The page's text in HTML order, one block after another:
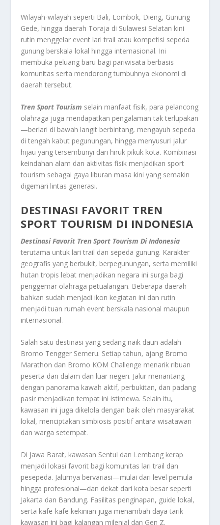
Wilayah-wilayah seperti Bali, Lombok, Dieng, Gunung
Gede, hingga daerah Toraja di Sulawesi Selatan kini
rutin menggelar event lari trail atau kompetisi sepeda
gunung berskala lokal hingga internasional. Ini
membuka peluang baru bagi pariwisata berbasis
komunitas serta mendorong tumbuhnya ekonomi di
daerah tersebut.
Tren Sport Tourism selain manfaat fisik, para pelancong
olahraga juga mendapatkan pengalaman tak terlupakan
—berlari di bawah langit berbintang, mengayuh sepeda
di tengah kabut pegunungan, hingga menyusuri jalur
hijau yang tersembunyi dari hiruk pikuk kota. Kombinasi
keindahan alam dan aktivitas fisik menjadikan sport
tourism sebagai gaya liburan masa kini yang semakin
digemari lintas generasi.
DESTINASI FAVORIT TREN
SPORT TOURISM DI INDONESIA
Destinasi Favorit Tren Sport Tourism Di Indonesia
terutama untuk lari trail dan sepeda gunung. Karakter
geografis yang berbukit, berpegunungan, serta memiliki
hutan tropis lebat menjadikan negara ini surga bagi
penggemar olahraga petualangan. Beberapa daerah
bahkan sudah menjadi ikon kegiatan ini dan rutin
menjadi tuan rumah event berskala nasional maupun
internasional.
Salah satu destinasi yang sedang naik daun adalah
Bromo Tengger Semeru. Setiap tahun, ajang Bromo
Marathon dan Bromo KOM Challenge menarik ribuan
peserta dari dalam dan luar negeri. Jalur menantang
dengan panorama kawah aktif, perbukitan, dan padang
pasir menjadikan tempat ini istimewa. Selain itu,
kawasan ini juga dikelola dengan baik oleh masyarakat
lokal, menciptakan simbiosis positif antara wisatawan
dan warga setempat.
Di Jawa Barat, kawasan Sentul dan Lembang kerap
menjadi lokasi favorit bagi komunitas lari trail dan
pesepeda. Jalurnya bervariasi—mulai dari level pemula
hingga profesional—dan dekat dari kota besar seperti
Jakarta dan Bandung. Fasilitas penginapan, guide lokal,
serta kafe-kafe kekinian juga menambah daya tarik
kawasan ini bagi kalangan milenial dan Gen Z.